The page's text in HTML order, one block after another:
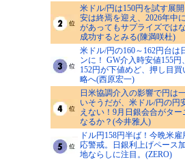
米ドル/円は150円を試す展
安は終焉を迎え、2026年中
があってもサプライズでは
成功するとみる(陳満咲杜)
米ドル/円の160～162円台は
ンに！ GW介入時安値155
152円が下値めど、押し目
略へ(西原宏一)
日米協調介入の影響で円は
いそうだが、米ドル/円の円
えない！9月日銀会合がター
なるか？(今井雅人)
ドル円158円半ば！今晩米
応警戒。日銀利上げペース
地ならしに注目。(ZERO)